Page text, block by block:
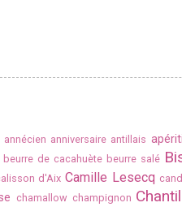
annécien anniversaire antillais
beurre de cacahuète beurre salé
d'Aix Camille Lesecq
chamallow champignon